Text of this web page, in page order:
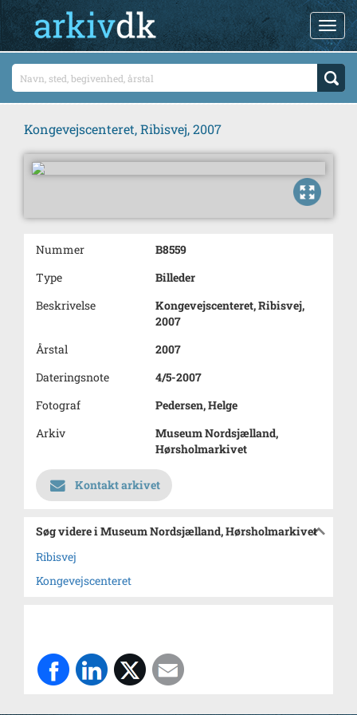
Kongevejscenteret, Ribisvej, 2007
Nummer
B8559
Type
Billeder
Beskrivelse
Kongevejscenteret, Ribisvej,
2007
Årstal
2007
Dateringsnote
4/5-2007
Fotograf
Pedersen, Helge
Arkiv
Museum Nordsjælland,
Hørsholmarkivet
Kontakt arkivet
Søg videre i Museum Nordsjælland, Hørsholmarkivet
Ribisvej
Kongevejscenteret